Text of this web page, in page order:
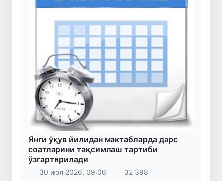
Янги ўқув йилидан мактабларда дарс
соатларини тақсимлаш тартиби
ўзгартирилади
30 июл 2026, 09:06 32 398